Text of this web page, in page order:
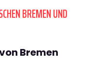
BREMEN UND
Bremen